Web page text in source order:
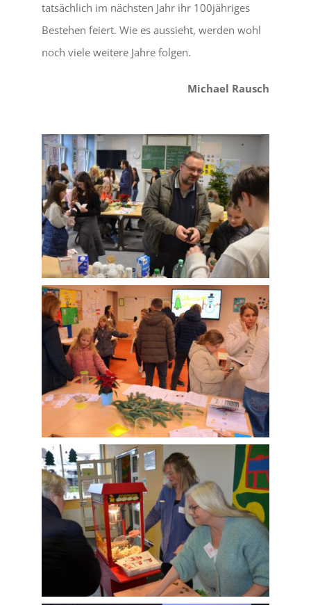
tatsächlich im nächsten Jahr ihr 100jähriges
Bestehen feiert. Wie es aussieht, werden wohl
noch viele weitere Jahre folgen.
Michael Rausch